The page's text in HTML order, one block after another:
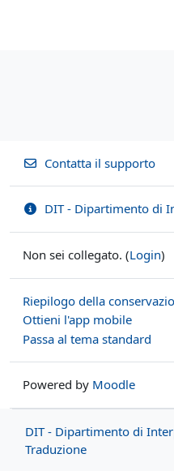
Contatta il supporto
DIT - Dipartimento di
Non sei collegato. (Login)
Riepilogo della
Ottieni l'app mobile
Passa al tema standard
Powered by Moodle
DIT - Dipartimento di
Traduzione